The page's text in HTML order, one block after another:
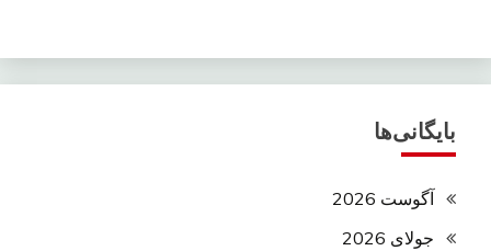
بایگانی‌ها
آگوست 2026
جولای 2026